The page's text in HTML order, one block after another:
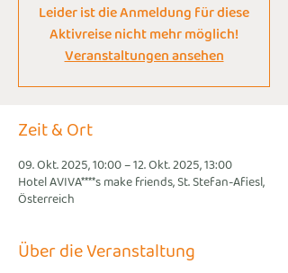
Leider ist die Anmeldung für diese
Aktivreise nicht mehr möglich!
Veranstaltungen ansehen
Zeit & Ort
09. Okt. 2025, 10:00 – 12. Okt. 2025, 13:00
Hotel AVIVA****s make friends, St. Stefan-Afiesl,
Österreich
Über die Veranstaltung